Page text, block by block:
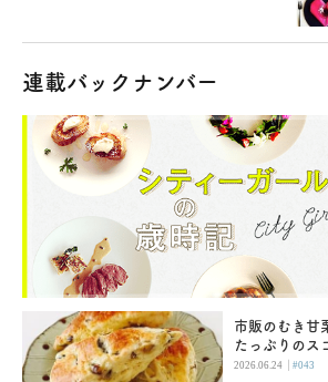
連載バックナンバー
市販のむき甘
たっぷりのス
2026.06.24 |#043